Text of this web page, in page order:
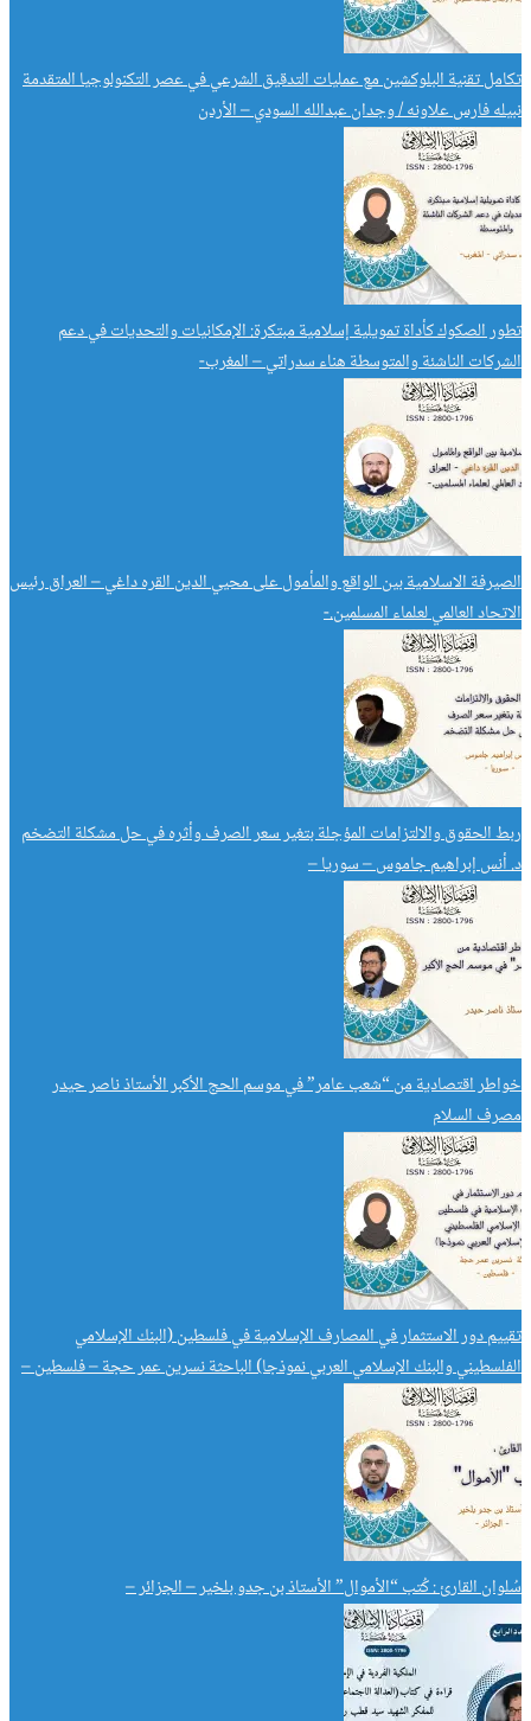
تكامل تقنية البلوكشين مع عمليات التدقيق الشرعي في عصر التكنولوجيا المتقدمة
نبيله فارس علاونه / وجدان عبدالله السودي – الأردن
تطور الصكوك كأداة تمويلية إسلامية مبتكرة: الإمكانيات والتحديات في دعم
الشركات الناشئة والمتوسطة هناء سدراتي – المغرب-
الصيرفة الاسلامية بين الواقع والمأمول على محيي الدين القره داغي – العراق رئيس
الاتحاد العالمي لعلماء المسلمين.-
ربط الحقوق والالتزامات المؤجلة بتغير سعر الصرف وأثره في حل مشكلة التضخم
د. أنس إبراهيم جاموس – سوريا –
خواطر اقتصادية من “شعب عامر” في موسم الحج الأكبر الأستاذ ناصر حيدر
مصرف السلام
تقييم دور الاستثمار في المصارف الإسلامية في فلسطين (البنك الإسلامي
الفلسطيني والبنك الإسلامي العربي نموذجا) الباحثة نسرين عمر حجة – فلسطين –
سُلوان القارئ : كُتب “الأموال” الأستاذ بن جدو بلخير – الجزائر –